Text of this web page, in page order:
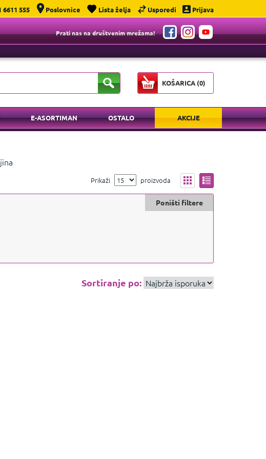
6611 555 Poslovnice Lista želja Usporedi Prijava
Prati nas na društvenim mrežama!
KOŠARICA (0)
E-ASORTIMAN OSTALO AKCIJE
Prikaži proizvoda
Poništi filtere
Sortiranje po: